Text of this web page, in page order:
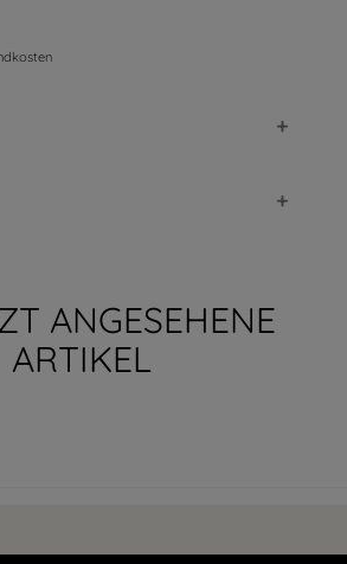
ANGESEHENE
ARTIKEL